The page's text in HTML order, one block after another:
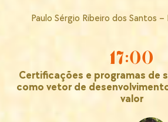
Paulo Sérgio Ribeiro dos Santos
17:00
Certificações e programas de
como vetor de
valor